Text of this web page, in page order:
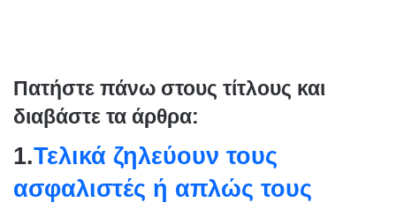
Πατήστε πάνω στους τίτλους και
διαβάστε τα άρθρα:
1.Τελικά ζηλεύουν τους
ασφαλιστές ή απλώς τους